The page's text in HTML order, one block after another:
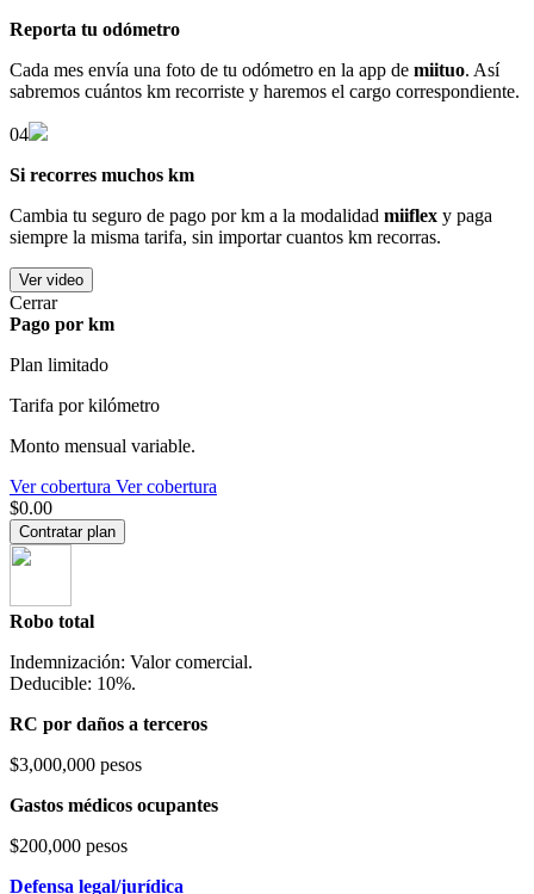
Reporta tu odómetro
Cada mes envía una foto de tu odómetro en la app de miituo. Así
sabremos cuántos km recorriste y haremos el cargo correspondiente.
04
Si recorres muchos km
Cambia tu seguro de pago por km a la modalidad miiflex y paga
siempre la misma tarifa, sin importar cuantos km recorras.
Ver video
Cerrar
Pago por km
Plan limitado
Tarifa por kilómetro
Monto mensual variable.
Ver cobertura Ver cobertura
$0.00
Contratar plan
Robo total
Indemnización: Valor comercial.
Deducible: 10%.
RC por daños a terceros
$3,000,000 pesos
Gastos médicos ocupantes
$200,000 pesos
Defensa legal/jurídica